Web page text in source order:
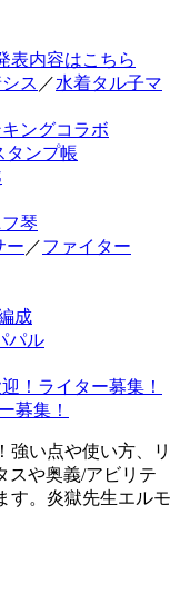
表内容はこちら
ス ／水着タル子マ
ングコラボ
タンプ帳
琴
ー ／ファイター
成
パル
！ライター募集！
募集！
強い点や使い方、リ
スや奥義/アビリテ
す。炎獄先生エルモ